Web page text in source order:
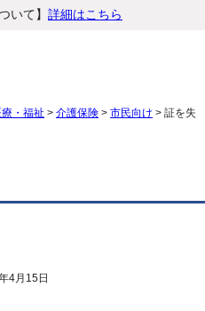
いて】 詳細はこちら
・福祉 > 介護保険 > 市民向け > 証を失
4月15日